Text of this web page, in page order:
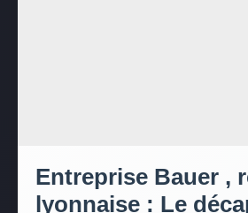
Entreprise Bauer ,
lyonnaise : Le